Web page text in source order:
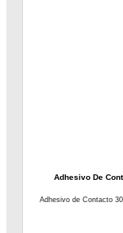
Adhesivo De
Adhesivo de Contacto